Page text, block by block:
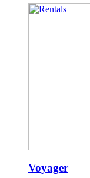
Voyager